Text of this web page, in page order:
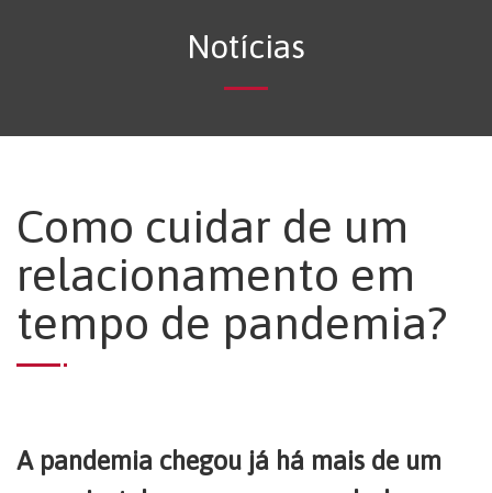
Notícias
Como cuidar de um
relacionamento em
tempo de pandemia?
A pandemia chegou já há mais de um